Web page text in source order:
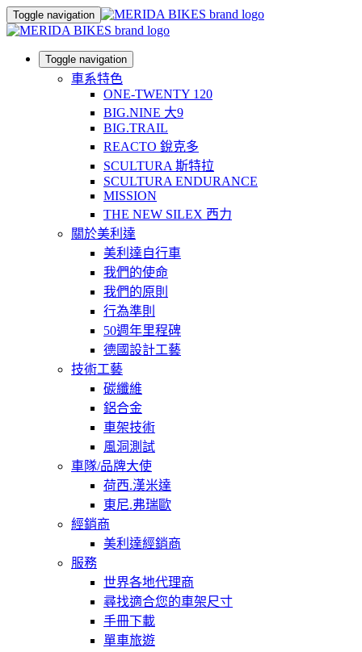
Toggle navigation
Toggle navigation
車系特色
ONE-TWENTY 120
BIG.NINE 大9
BIG.TRAIL
REACTO 銳克多
SCULTURA 斯特拉
SCULTURA ENDURANCE
MISSION
THE NEW SILEX 西力
關於美利達
美利達自行車
我們的使命
我們的原則
行為準則
50週年里程碑
德國設計工藝
技術工藝
碳纖維
鋁合金
車架技術
風洞測試
車隊/品牌大使
荷西.漢米達
東尼.弗瑞歐
經銷商
美利達經銷商
服務
世界各地代理商
尋找適合您的車架尺寸
手冊下載
單車旅遊